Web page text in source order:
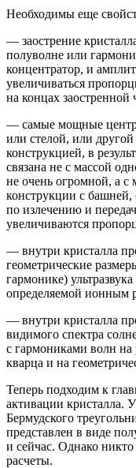
Необходимы еще
— заострение
полуволне или
концентратор, и
увеличиваться
на концах заостренной
— самые мощные
или стелой, или
конструкцией, в
связана не с массой
не очень огромной, а с
конструкции с башней,
по излечению и
увеличиваются
— внутри кристалла
геометрические
гармонике)
определяемой ионным
— внутри кристалла
видимого спектра
с гармониками волн на
кварца и на
Теперь подходим к
активации кристалла.
Бермудского
представлен в виде
и сейчас. Однако никто
расчеты.